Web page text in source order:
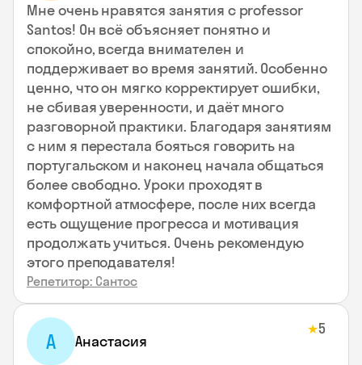
Мне очень нравятся занятия с professor
Santos! Он всё объясняет понятно и
спокойно, всегда внимателен и
поддерживает во время занятий. Особенно
ценно, что он мягко корректирует ошибки,
не сбивая уверенности, и даёт много
разговорной практики. Благодаря занятиям
с ним я перестала бояться говорить на
португальском и наконец начала общаться
более свободно. Уроки проходят в
комфортной атмосфере, после них всегда
есть ощущение прогресса и мотивация
продолжать учиться. Очень рекомендую
этого преподавателя!
Репетитор: Сантос
А Анастасия
★5